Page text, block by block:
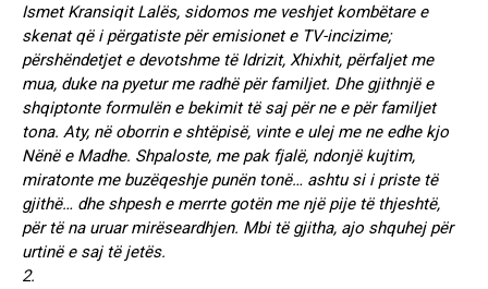
Ismet Kransiqit Lalës, sidomos me veshjet kombëtare e
skenat që i përgatiste për emisionet e TV-incizime;
përshëndetjet e devotshme të Idrizit, Xhixhit, përfaljet me
mua, duke na pyetur me radhë për familjet. Dhe gjithnjë e
shqiptonte formulën e bekimit të saj për ne e për familjet
tona. Aty, në oborrin e shtëpisë, vinte e ulej me ne edhe kjo
Nënë e Madhe. Shpaloste, me pak fjalë, ndonjë kujtim,
miratonte me buzëqeshje punën tonë… ashtu si i priste të
gjithë… dhe shpesh e merrte gotën me një pije të thjeshtë,
për të na uruar mirëseardhjen. Mbi të gjitha, ajo shquhej për
urtinë e saj të jetës.
2.